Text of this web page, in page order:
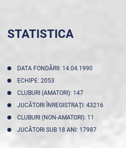
STATISTICA
DATA FONDĂRII: 14.04.1990
ECHIPE: 2053
CLUBURI (AMATORI): 147
JUCĂTORI ÎNREGISTRAŢI: 43216
CLUBURI (NON-AMATORI): 11
JUCĂTORI SUB 18 ANI: 17987